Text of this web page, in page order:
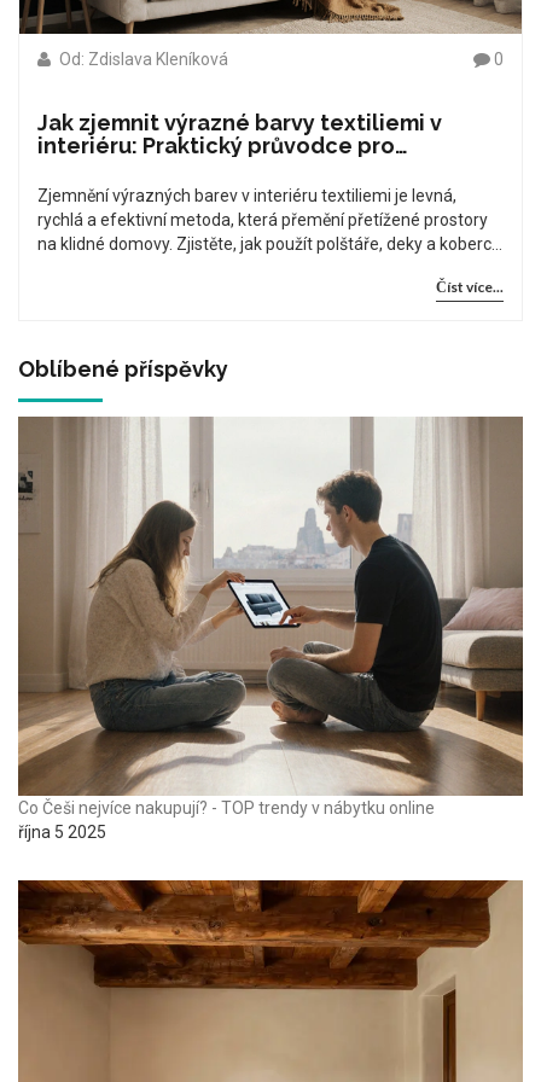
Od: Zdislava Kleníková 0
Jak zjemnit výrazné barvy textiliemi v
interiéru: Praktický průvodce pro
Zjemnění výrazných barev v interiéru textiliemi je levná,
rychlá a efektivní metoda, která přemění přetížené prostory
na klidné domovy. Zjistěte, jak použít polštáře, deky a koberce
Číst více...
Oblíbené příspěvky
Co Češi nejvíce nakupují? - TOP trendy v nábytku online
října 5 2025